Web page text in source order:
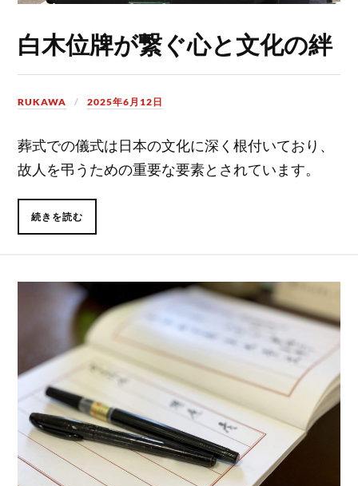
白木位牌が繋ぐ心と文化の絆
RUKAWA 2025年6月12日
葬式での儀式は日本の文化に深く根付いており、
故人を弔うための重要な要素とされています。
続きを読む